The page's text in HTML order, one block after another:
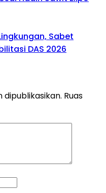
Sabet
DAS 2026
Ruas